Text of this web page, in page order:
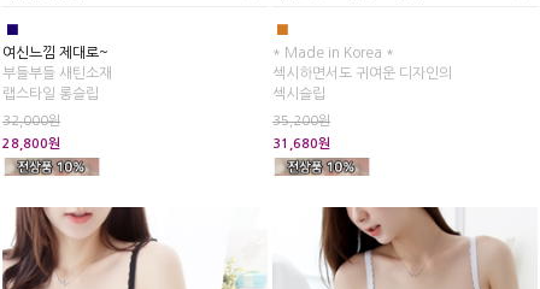
■
여신느낌 제대로~
부들부들 새틴소재
랩스타일 롱슬립
32,000원
28,800원
■
* Made in Korea *
섹시하면서도 귀여운 디자인의
섹시슬립
35,200원
31,680원